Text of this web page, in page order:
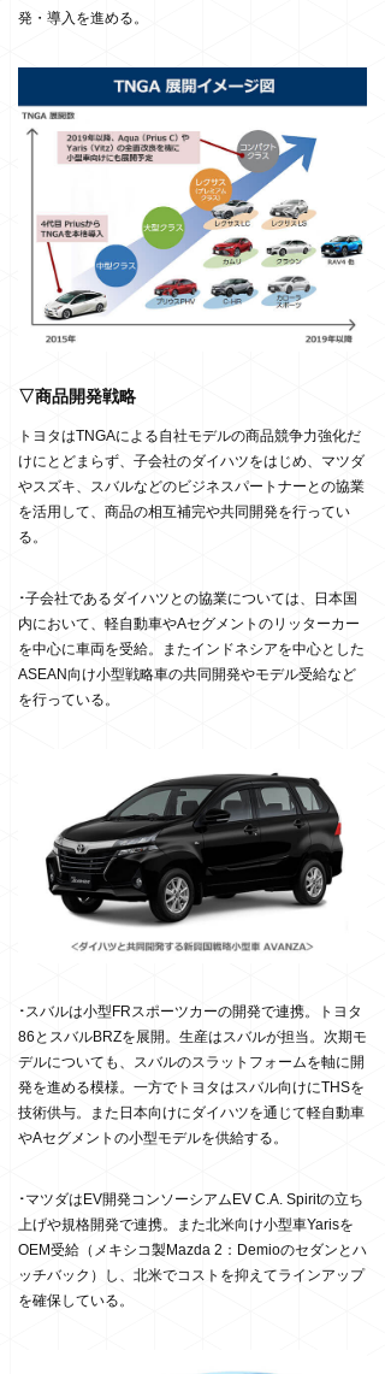
発・導入を進める。
▽商品開発戦略
トヨタはTNGAによる自社モデルの商品競争力強化だ
けにとどまらず、子会社のダイハツをはじめ、マツダ
やスズキ、スバルなどのビジネスパートナーとの協業
を活用して、商品の相互補完や共同開発を行ってい
る。
･子会社であるダイハツとの協業については、日本国
内において、軽自動車やAセグメントのリッターカー
を中心に車両を受給。またインドネシアを中心とした
ASEAN向け小型戦略車の共同開発やモデル受給など
を行っている。
･ スバルは小型FRスポーツカーの開発で連携。トヨタ
86とスバルBRZを展開。生産はスバルが担当。次期モ
デルについても、スバルのスラットフォームを軸に開
発を進める模様。一方でトヨタはスバル向けにTHSを
技術供与。また日本向けにダイハツを通じて軽自動車
やAセグメントの小型モデルを供給する。
･マツダはEV開発コンソーシアムEV C.A. Spiritの立ち
上げや規格開発で連携。また北米向け小型車Yarisを
OEM受給（メキシコ製Mazda 2：Demioのセダンとハ
ッチバック）し、北米でコストを抑えてラインアップ
を確保している。